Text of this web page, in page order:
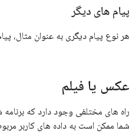
پیام های دیگر
هر نوع پیام دیگری به عنوان مثال،
عکس یا فیلم
راه های مختلفی وجود دارد که برنامه
شما ممکن است به داده های کاربر